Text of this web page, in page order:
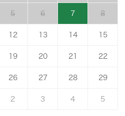
5 6 7 8
12 13 14 15
19 20 21 22
26 27 28 29
2 3 4 5